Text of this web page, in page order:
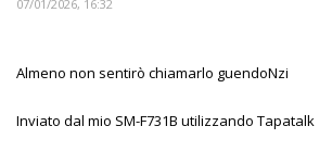
07/01/2026, 16:32
Almeno non sentirò chiamarlo guendoNzi
Inviato dal mio SM-F731B utilizzando Tapatalk